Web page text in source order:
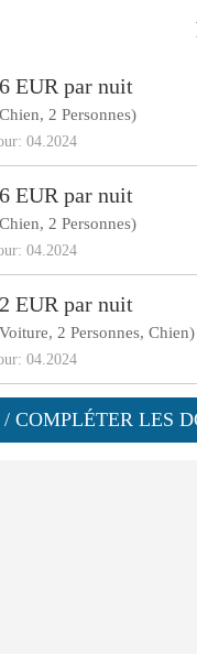
EUR par nuit
2 Personnes)
04.2024
EUR par nuit
2 Personnes)
04.2024
EUR par nuit
2 Personnes, Chien)
04.2024
COMPLÉTER LES